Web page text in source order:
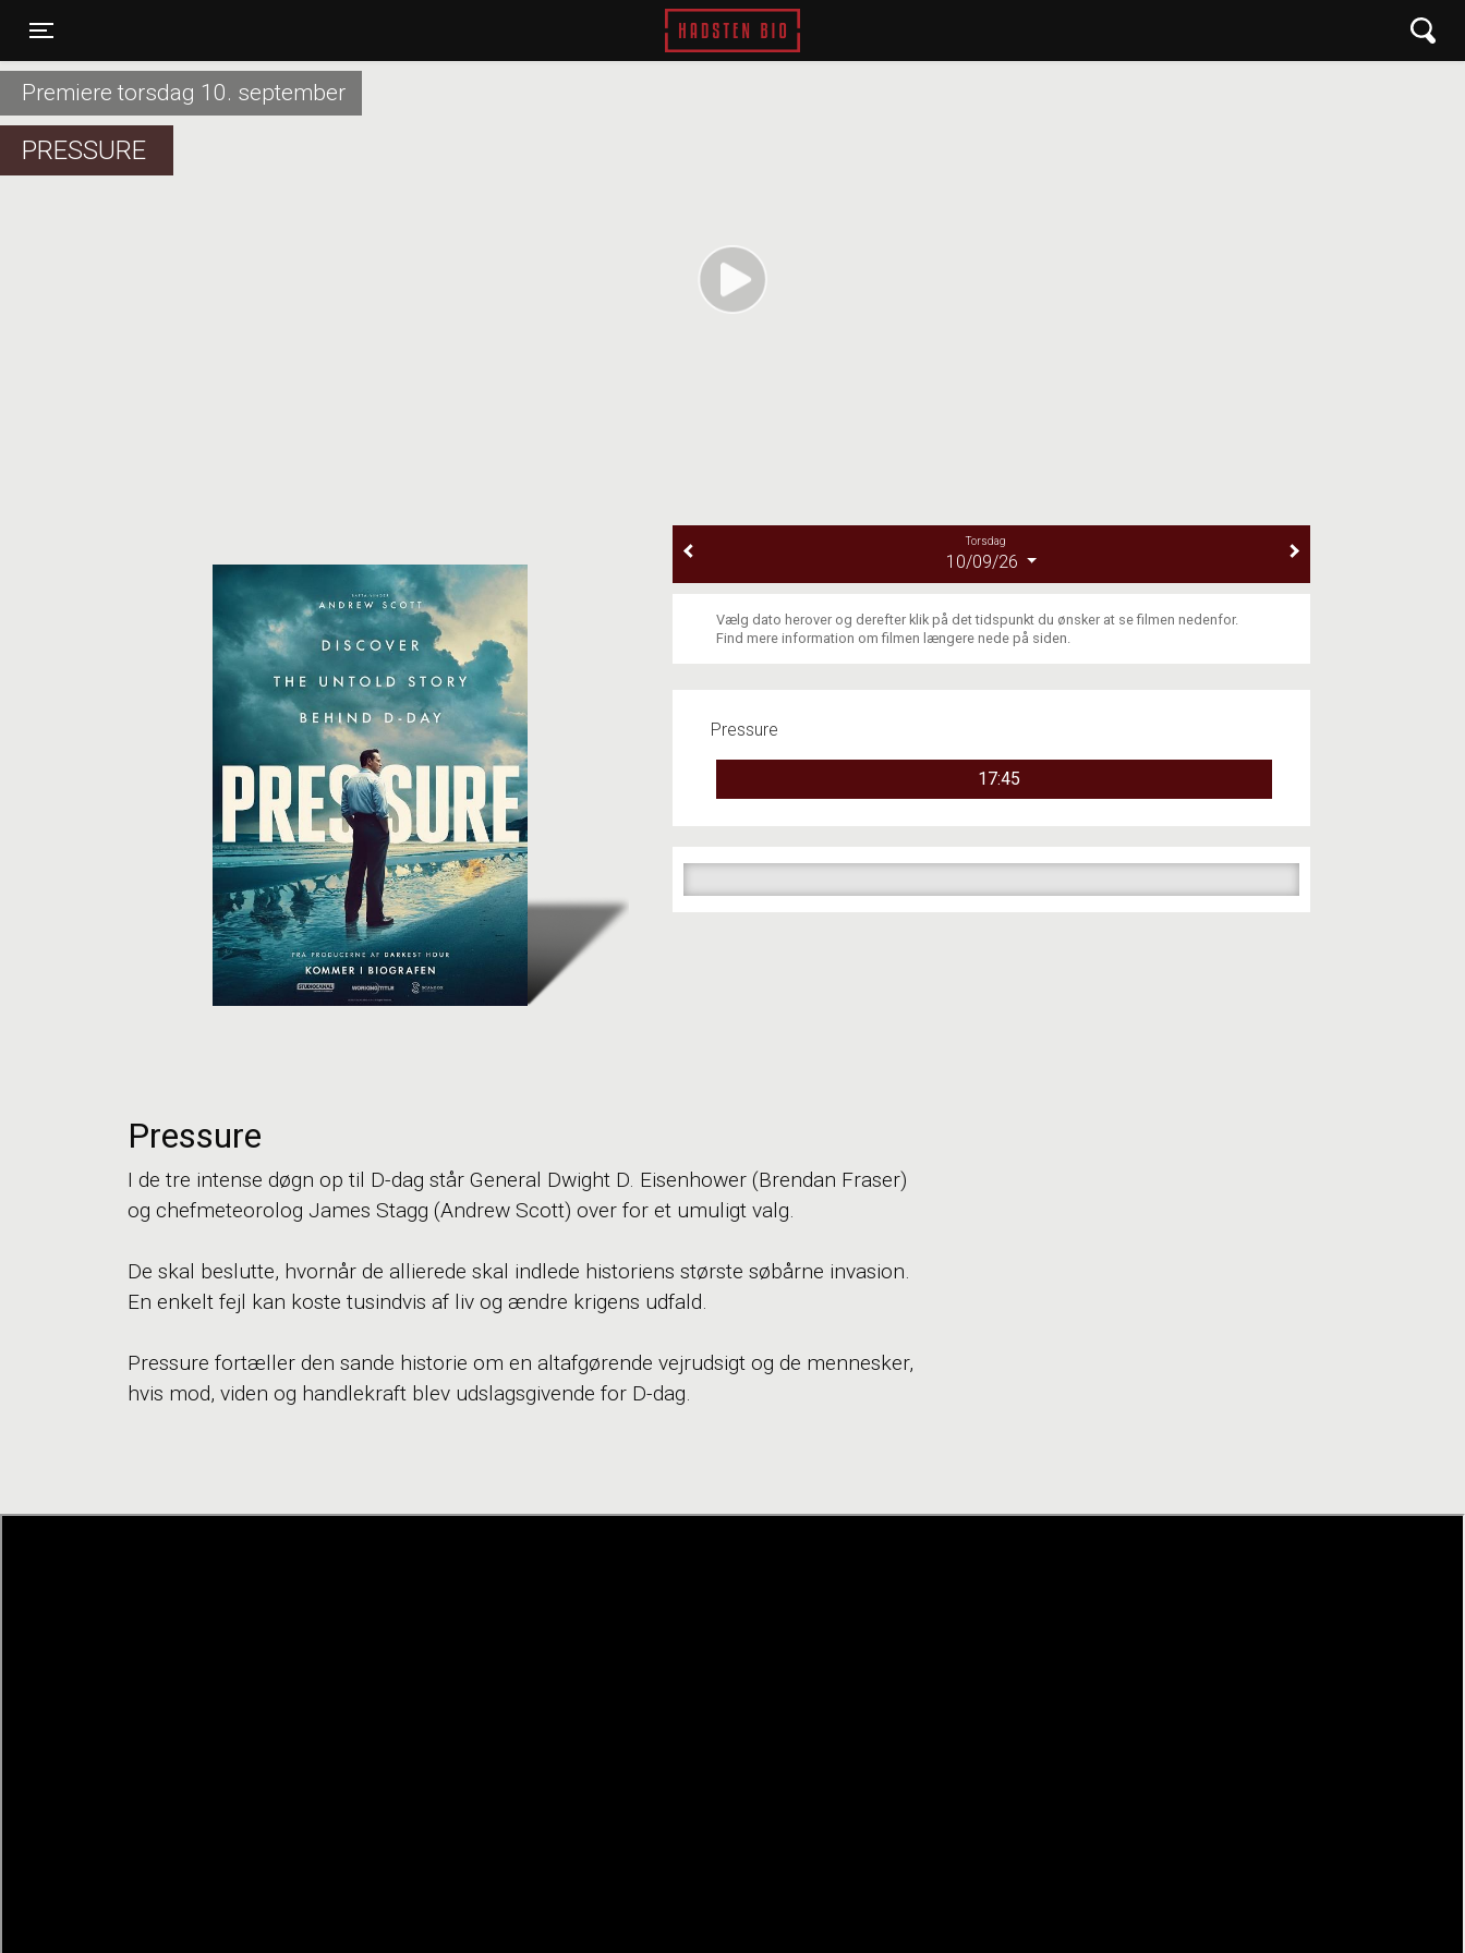
Hadsten Bio
Premiere torsdag 10. september
PRESSURE
Torsdag
10/09/26
Vælg dato herover og derefter klik på det tidspunkt du ønsker at se filmen nedenfor.
Find mere information om filmen længere nede på siden.
Pressure
17:45
Pressure
I de tre intense døgn op til D-dag står General Dwight D. Eisenhower (Brendan Fraser)
og chefmeteorolog James Stagg (Andrew Scott) over for et umuligt valg.
De skal beslutte, hvornår de allierede skal indlede historiens største søbårne invasion.
En enkelt fejl kan koste tusindvis af liv og ændre krigens udfald.
Pressure fortæller den sande historie om en altafgørende vejrudsigt og de mennesker,
hvis mod, viden og handlekraft blev udslagsgivende for D-dag.